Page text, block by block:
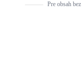
Pre obsah